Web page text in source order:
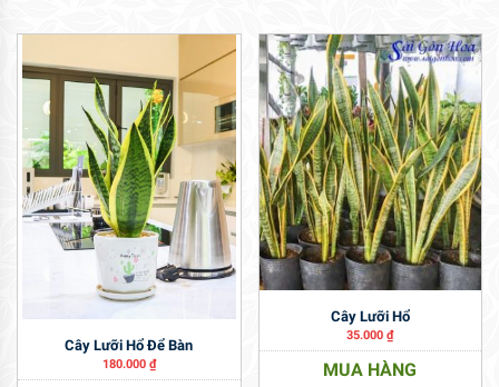
Cây Lưỡi Hổ Để Bàn
180.000 ₫
Cây Lưỡi Hổ
35.000₫
MUA HÀNG